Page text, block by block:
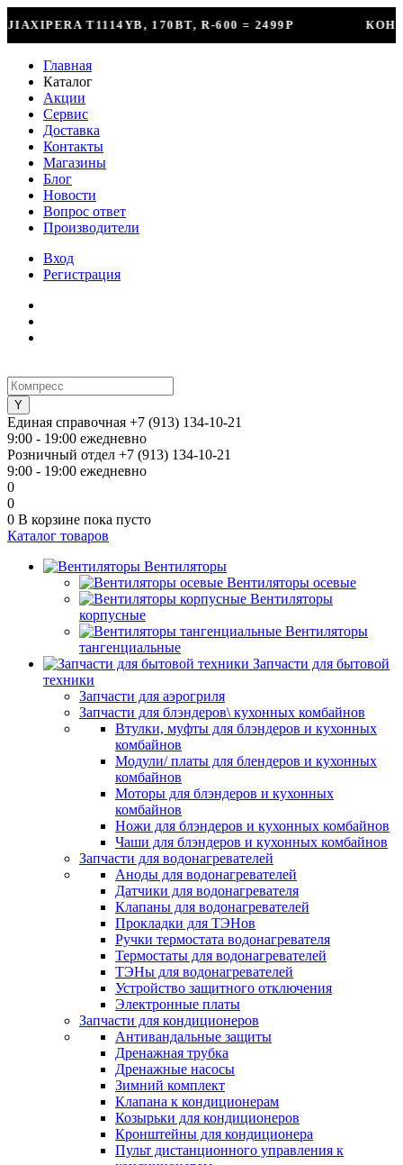
600 = 2499Р КОНДИЦИОНЕР + УСТАНОВКА =
Главная
Каталог
Акции
Сервис
Доставка
Контакты
Магазины
Блог
Новости
Вопрос ответ
Производители
Вход
Регистрация
Единая справочная +7 (913) 134-10-21
9:00 - 19:00 ежедневно
Розничный отдел +7 (913) 134-10-21
9:00 - 19:00 ежедневно
0
0
0 В корзине пока пусто
Каталог товаров
Вентиляторы
Вентиляторы осевые
Вентиляторы
корпусные
Вентиляторы
тангенциальные
Запчасти для бытовой
техники
Запчасти для аэрогриля
Запчасти для блэндеров\ кухонных комбайнов
Втулки, муфты для блэндеров и кухонных
комбайнов
Модули/ платы для блендеров и кухонных
комбайнов
Моторы для блэндеров и кухонных
комбайнов
Ножи для блэндеров и кухонных комбайнов
Чаши для блэндеров и кухонных комбайнов
Запчасти для водонагревателей
Аноды для водонагревателей
Датчики для водонагревателя
Клапаны для водонагревателей
Прокладки для ТЭНов
Ручки термостата водонагревателя
Термостаты для водонагревателей
ТЭНы для водонагревателей
Устройство защитного отключения
Электронные платы
Запчасти для кондиционеров
Антивандальные защиты
Дренажная трубка
Дренажные насосы
Зимний комплект
Клапана к кондиционерам
Козырьки для кондиционеров
Кронштейны для кондиционера
Пульт дистанционного управления к